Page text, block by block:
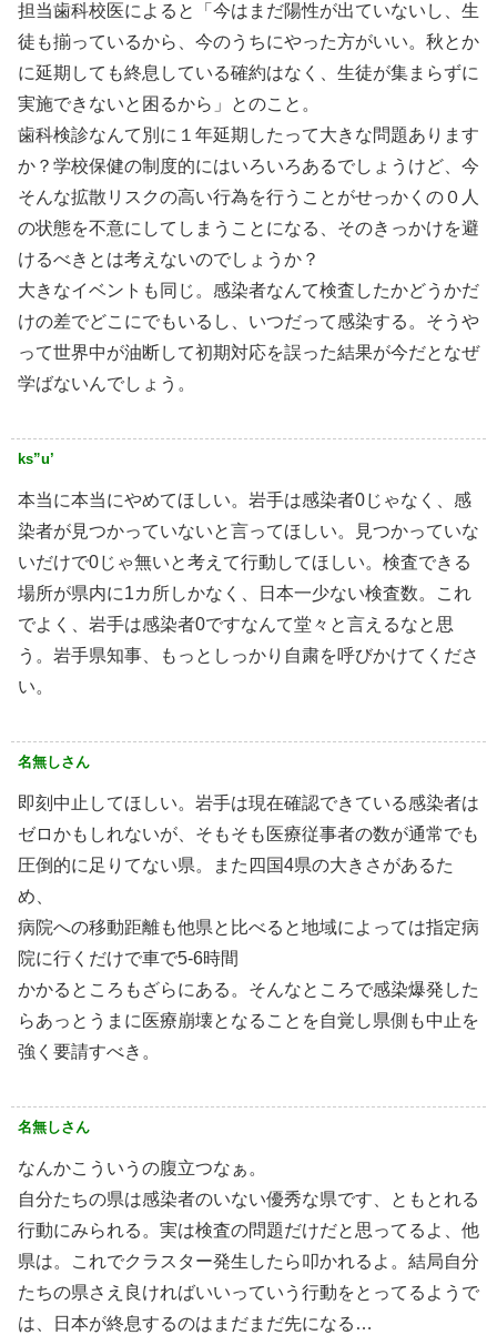
担当歯科校医によると「今はまだ陽性が出ていないし、生
徒も揃っているから、今のうちにやった方がいい。秋とか
に延期しても終息している確約はなく、生徒が集まらずに
実施できないと困るから」とのこと。
歯科検診なんて別に１年延期したって大きな問題あります
か？学校保健の制度的にはいろいろあるでしょうけど、今
そんな拡散リスクの高い行為を行うことがせっかくの０人
の状態を不意にしてしまうことになる、そのきっかけを避
けるべきとは考えないのでしょうか？
大きなイベントも同じ。感染者なんて検査したかどうかだ
けの差でどこにでもいるし、いつだって感染する。そうや
って世界中が油断して初期対応を誤った結果が今だとなぜ
学ばないんでしょう。
ks”u’
本当に本当にやめてほしい。岩手は感染者0じゃなく、感
染者が見つかっていないと言ってほしい。見つかっていな
いだけで0じゃ無いと考えて行動してほしい。検査できる
場所が県内に1カ所しかなく、日本一少ない検査数。これ
でよく、岩手は感染者0ですなんて堂々と言えるなと思
う。岩手県知事、もっとしっかり自粛を呼びかけてくださ
い。
名無しさん
即刻中止してほしい。岩手は現在確認できている感染者は
ゼロかもしれないが、そもそも医療従事者の数が通常でも
圧倒的に足りてない県。また四国4県の大きさがあるた
め、
病院への移動距離も他県と比べると地域によっては指定病
院に行くだけで車で5-6時間
かかるところもざらにある。そんなところで感染爆発した
らあっとうまに医療崩壊となることを自覚し県側も中止を
強く要請すべき。
名無しさん
なんかこういうの腹立つなぁ。
自分たちの県は感染者のいない優秀な県です、ともとれる
行動にみられる。実は検査の問題だけだと思ってるよ、他
県は。これでクラスター発生したら叩かれるよ。結局自分
たちの県さえ良ければいいっていう行動をとってるようで
は、日本が終息するのはまだまだ先になる…